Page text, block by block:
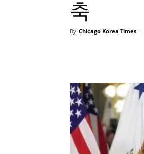
축
By Chicago Korea Times -